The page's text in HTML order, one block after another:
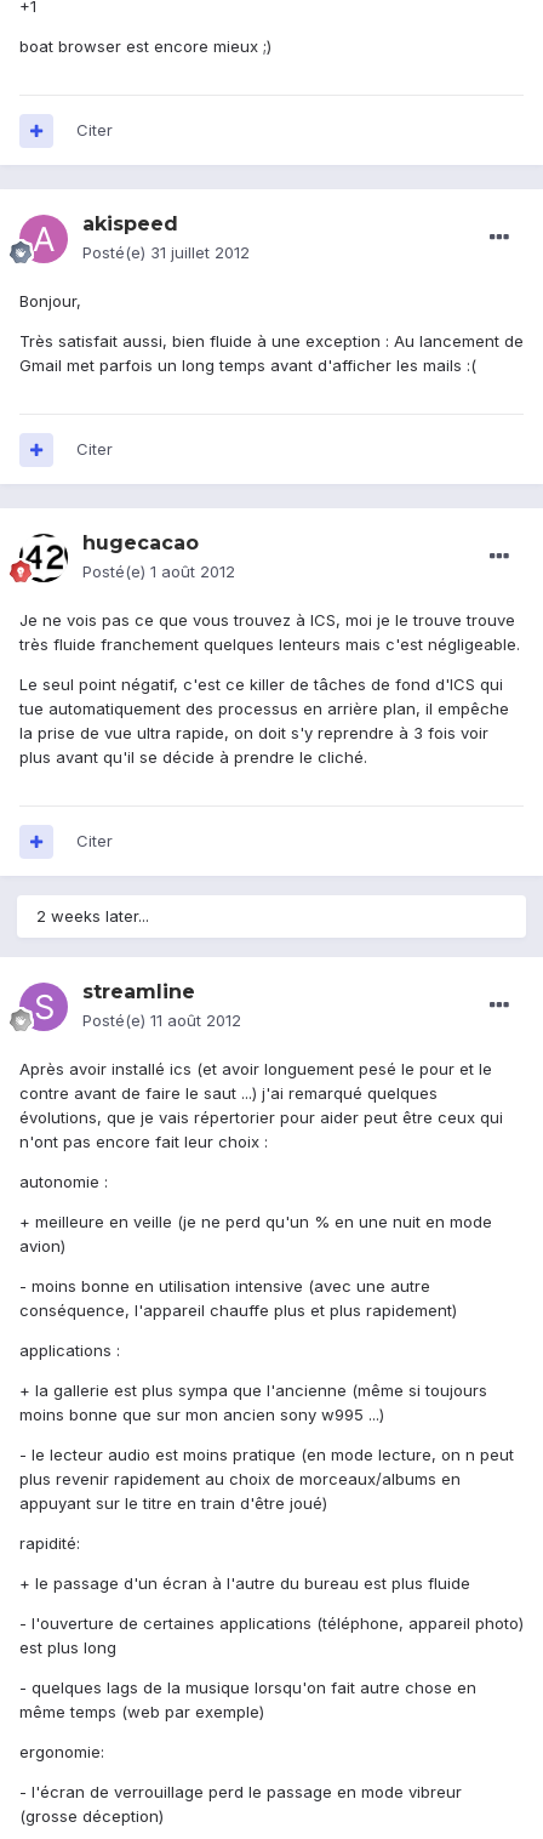
+1
boat browser est encore mieux ;)
Citer
akispeed
Posté(e) 31 juillet 2012
Bonjour,
Très satisfait aussi, bien fluide à une exception : Au lancement de
Gmail met parfois un long temps avant d'afficher les mails :(
Citer
hugecacao
Posté(e) 1 août 2012
Je ne vois pas ce que vous trouvez à ICS, moi je le trouve trouve
très fluide franchement quelques lenteurs mais c'est négligeable.
Le seul point négatif, c'est ce killer de tâches de fond d'ICS qui
tue automatiquement des processus en arrière plan, il empêche
la prise de vue ultra rapide, on doit s'y reprendre à 3 fois voir
plus avant qu'il se décide à prendre le cliché.
Citer
2 weeks later...
streamline
Posté(e) 11 août 2012
Après avoir installé ics (et avoir longuement pesé le pour et le
contre avant de faire le saut ...) j'ai remarqué quelques
évolutions, que je vais répertorier pour aider peut être ceux qui
n'ont pas encore fait leur choix :
autonomie :
+ meilleure en veille (je ne perd qu'un % en une nuit en mode
avion)
- moins bonne en utilisation intensive (avec une autre
conséquence, l'appareil chauffe plus et plus rapidement)
applications :
+ la gallerie est plus sympa que l'ancienne (même si toujours
moins bonne que sur mon ancien sony w995 ...)
- le lecteur audio est moins pratique (en mode lecture, on n peut
plus revenir rapidement au choix de morceaux/albums en
appuyant sur le titre en train d'être joué)
rapidité:
+ le passage d'un écran à l'autre du bureau est plus fluide
- l'ouverture de certaines applications (téléphone, appareil photo)
est plus long
- quelques lags de la musique lorsqu'on fait autre chose en
même temps (web par exemple)
ergonomie:
- l'écran de verrouillage perd le passage en mode vibreur
(grosse déception)